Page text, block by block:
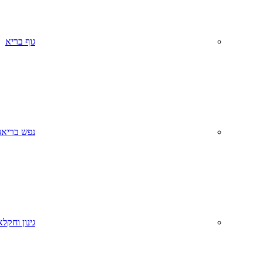
גוף בריא
נפש
גינון